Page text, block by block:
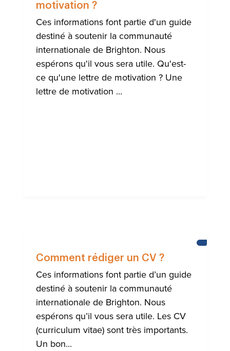
motivation ?
Ces informations font partie d'un guide
destiné à soutenir la communauté
internationale de Brighton. Nous
espérons qu'il vous sera utile. Qu'est-
ce qu'une lettre de motivation ? Une
lettre de motivation ...
AIDE
Comment rédiger un CV ?
Ces informations font partie d’un guide
destiné à soutenir la communauté
internationale de Brighton. Nous
espérons qu’il vous sera utile. Les CV
(curriculum vitae) sont très importants.
Un bon...